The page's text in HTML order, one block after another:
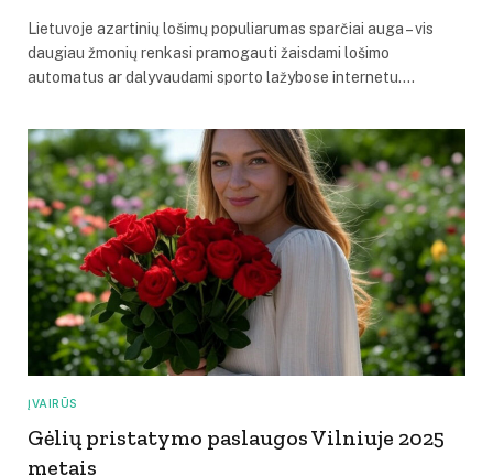
Lietuvoje azartinių lošimų populiarumas sparčiai auga – vis
daugiau žmonių renkasi pramogauti žaisdami lošimo
automatus ar dalyvaudami sporto lažybose internetu.…
ĮVAIRŪS
Gėlių pristatymo paslaugos Vilniuje 2025
metais